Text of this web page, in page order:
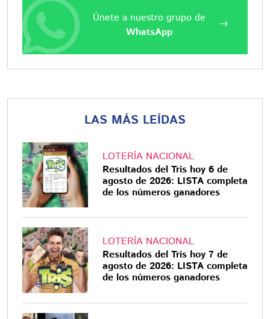
Únete a nuestro grupo de
WhatsApp
LAS MÁS LEÍDAS
LOTERÍA NACIONAL
Resultados del Tris hoy 6 de
agosto de 2026: LISTA completa
de los números ganadores
LOTERÍA NACIONAL
Resultados del Tris hoy 7 de
agosto de 2026: LISTA completa
de los números ganadores